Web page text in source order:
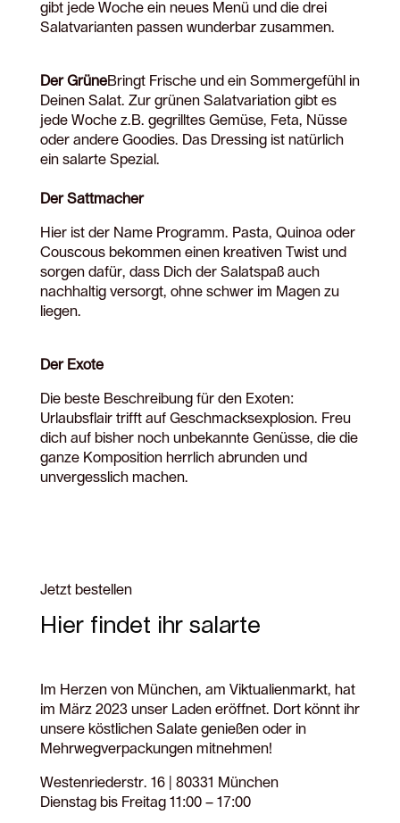
gibt jede Woche ein neues Menü und die drei
Salatvarianten passen wunderbar zusammen.
Der GrüneBringt Frische und ein Sommergefühl in
Deinen Salat. Zur grünen Salatvariation gibt es
jede Woche z.B. gegrilltes Gemüse, Feta, Nüsse
oder andere Goodies. Das Dressing ist natürlich
ein salarte Spezial.
Der Sattmacher
Hier ist der Name Programm. Pasta, Quinoa oder
Couscous bekommen einen kreativen Twist und
sorgen dafür, dass Dich der Salatspaß auch
nachhaltig versorgt, ohne schwer im Magen zu
liegen.
Der Exote
Die beste Beschreibung für den Exoten:
Urlaubsflair trifft auf Geschmacksexplosion. Freu
dich auf bisher noch unbekannte Genüsse, die die
ganze Komposition herrlich abrunden und
unvergesslich machen.
Jetzt bestellen
Hier findet ihr salarte
Im Herzen von München, am Viktualienmarkt, hat
im März 2023 unser Laden eröffnet. Dort könnt ihr
unsere köstlichen Salate genießen oder in
Mehrwegverpackungen mitnehmen!
Westenriederstr. 16 | 80331 München
Dienstag bis Freitag 11:00 – 17:00